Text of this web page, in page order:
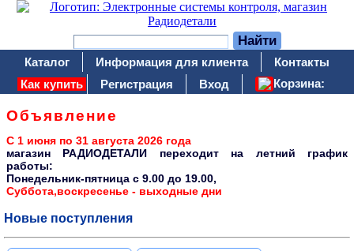
Каталог Информация для клиента
Контакты
Как купить
Регистрация Вход Корзина:
Объявление
С 1 июня по 31 августа 2026 года
магазин РАДИОДЕТАЛИ переходит на летний график
работы:
Понедельник-пятница c 9.00 до 19.00,
Суббота,воскресенье - выходные дни
Новые поступления